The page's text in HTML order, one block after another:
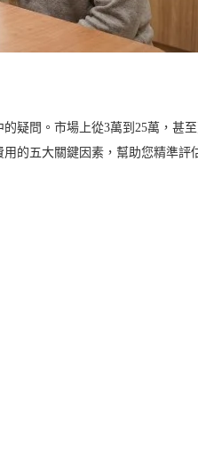
疑問。市場上從3萬到25萬，甚
的五大關鍵因素，幫助您精準評